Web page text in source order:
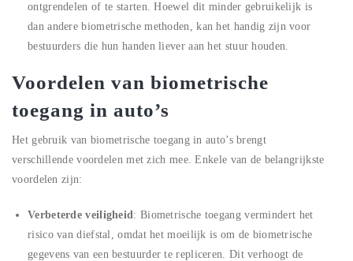
ontgrendelen of te starten. Hoewel dit minder gebruikelijk is
dan andere biometrische methoden, kan het handig zijn voor
bestuurders die hun handen liever aan het stuur houden.
Voordelen van biometrische
toegang in auto’s
Het gebruik van biometrische toegang in auto’s brengt
verschillende voordelen met zich mee. Enkele van de belangrijkste
voordelen zijn:
Verbeterde veiligheid: Biometrische toegang vermindert het
risico van diefstal, omdat het moeilijk is om de biometrische
gegevens van een bestuurder te repliceren. Dit verhoogt de